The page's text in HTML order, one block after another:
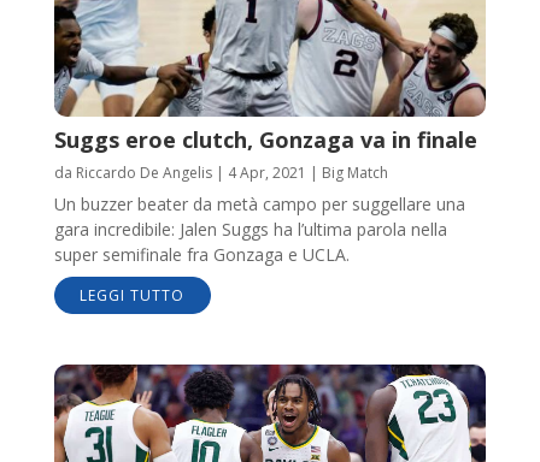
Suggs eroe clutch, Gonzaga va in finale
da Riccardo De Angelis| 4 Apr, 2021 | Big Match
Un buzzer beater da metà campo per suggellare una
gara incredibile: Jalen Suggs ha l’ultima parola nella
super semifinale fra Gonzaga e UCLA.
LEGGI TUTTO